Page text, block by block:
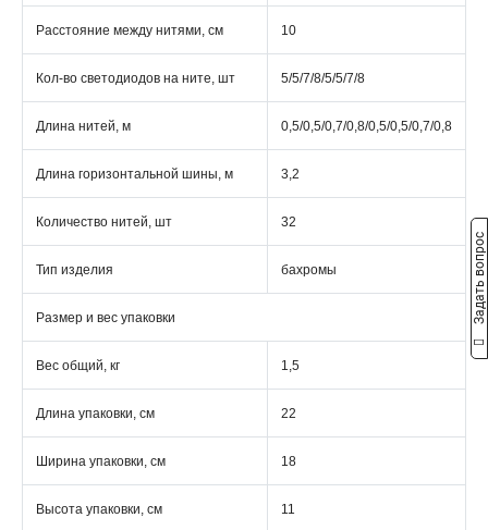
Расстояние между нитями, см 10
Кол-во светодиодов на ните, шт 5/5/7/8/5/5/7/8
Длина нитей, м 0,5/0,5/0,7/0,8/0,5/0,5/0,7/0,8
Длина горизонтальной шины, м 3,2
Количество нитей, шт 32
Тип изделия бахромы
Размер и вес упаковки
Вес общий, кг 1,5
Длина упаковки, см 22
Ширина упаковки, см 18
Высота упаковки, см 11
Задать вопрос